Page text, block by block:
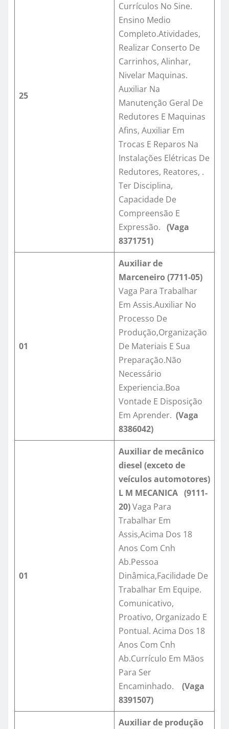
25
Currículos No Sine.
Ensino Medio
Completo.Atividades,
Realizar Conserto De
Carrinhos, Alinhar,
Nivelar Maquinas.
Auxiliar Na
Manutenção Geral De
Redutores E Maquinas
Afins, Auxiliar Em
Trocas E Reparos Na
Instalações Elétricas De
Redutores, Reatores, .
Ter Disciplina,
Capacidade De
Compreensão E
Expressão. (Vaga
8371751)
01
Auxiliar de
Marceneiro (7711-05)
Vaga Para Trabalhar
Em Assis.Auxiliar No
Processo De
Produção,Organização
De Materiais E Sua
Preparação.Não
Necessário
Experiencia.Boa
Vontade E Disposição
Em Aprender. (Vaga
8386042)
01
Auxiliar de mecânico
diesel (exceto de
veículos automotores)
L M MECANICA (9111-
20)Vaga Para
Trabalhar Em
Assis,Acima Dos 18
Anos Com Cnh
Ab.Pessoa
Dinâmica,Facilidade De
Trabalhar Em Equipe.
Comunicativo,
Proativo, Organizado E
Pontual. Acima Dos 18
Anos Com Cnh
Ab.Currículo Em Mãos
Para Ser
Encaminhado. (Vaga
8391507)
Auxiliar de produção